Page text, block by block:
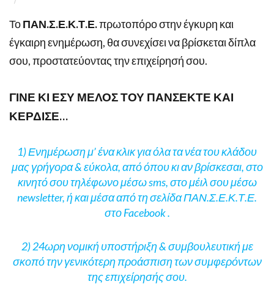
ΤοΠΑΝ.Σ.Ε.Κ.Τ.Ε.πρωτοπόρο στην έγκυρη και
έγκαιρη ενημέρωση, θα συνεχίσει να βρίσκεται δίπλα
σου, προστατεύοντας την επιχείρησή σου.
ΓΙΝΕ ΚΙ ΕΣΥ ΜΕΛΟΣ ΤΟΥ ΠΑΝΣΕΚΤΕ ΚΑΙ
ΚΕΡΔΙΣΕ…
1) Ενημέρωση μ’ ένα κλικ για όλα τα νέα του κλάδου
μας γρήγορα &εύκολα, από όπου κι αν βρίσκεσαι, στο
κινητό σου τηλέφωνο μέσωsms, στο μέιλ σου μέσω
newsletter, ή και μέσα από τη σελίδαΠΑΝ.Σ.Ε.Κ.Τ.Ε.
στο Facebook .
2) 24ωρη νομική υποστήριξη & συμβουλευτική με
σκοπό την γενικότερηπροάσπιση των συμφερόντων
της επιχείρησής σου.